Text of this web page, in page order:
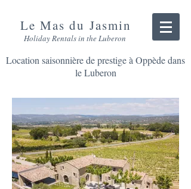
Le Mas du Jasmin
Holiday Rentals in the Luberon
Location saisonnière de prestige à Oppède dans
le Luberon